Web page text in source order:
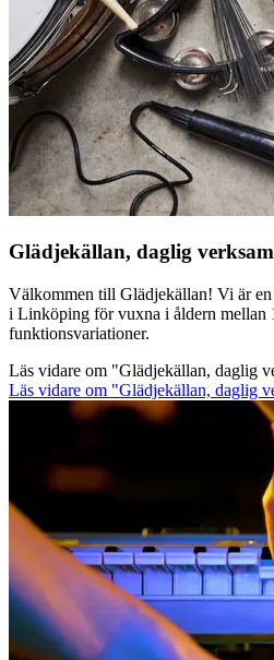
Glädjekällan, daglig
Välkommen till Glädjekällan! Vi är
i Linköping för vuxna i åldern mellan
funktionsvariationer.
Läs vidare om "Glädjekällan, daglig
Läs vidare om "Glädjekällan, daglig